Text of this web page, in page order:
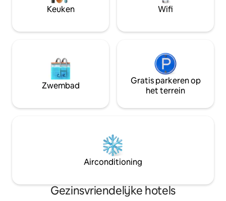
overgeven aan een spa-ervaring die je
verfrist, gerevitaliseerd en verjongd zal
Keuken Wifi
Zwembad
Gratis parkeren op
het terrein
Airconditioning
Gezinsvriendelijke hotels